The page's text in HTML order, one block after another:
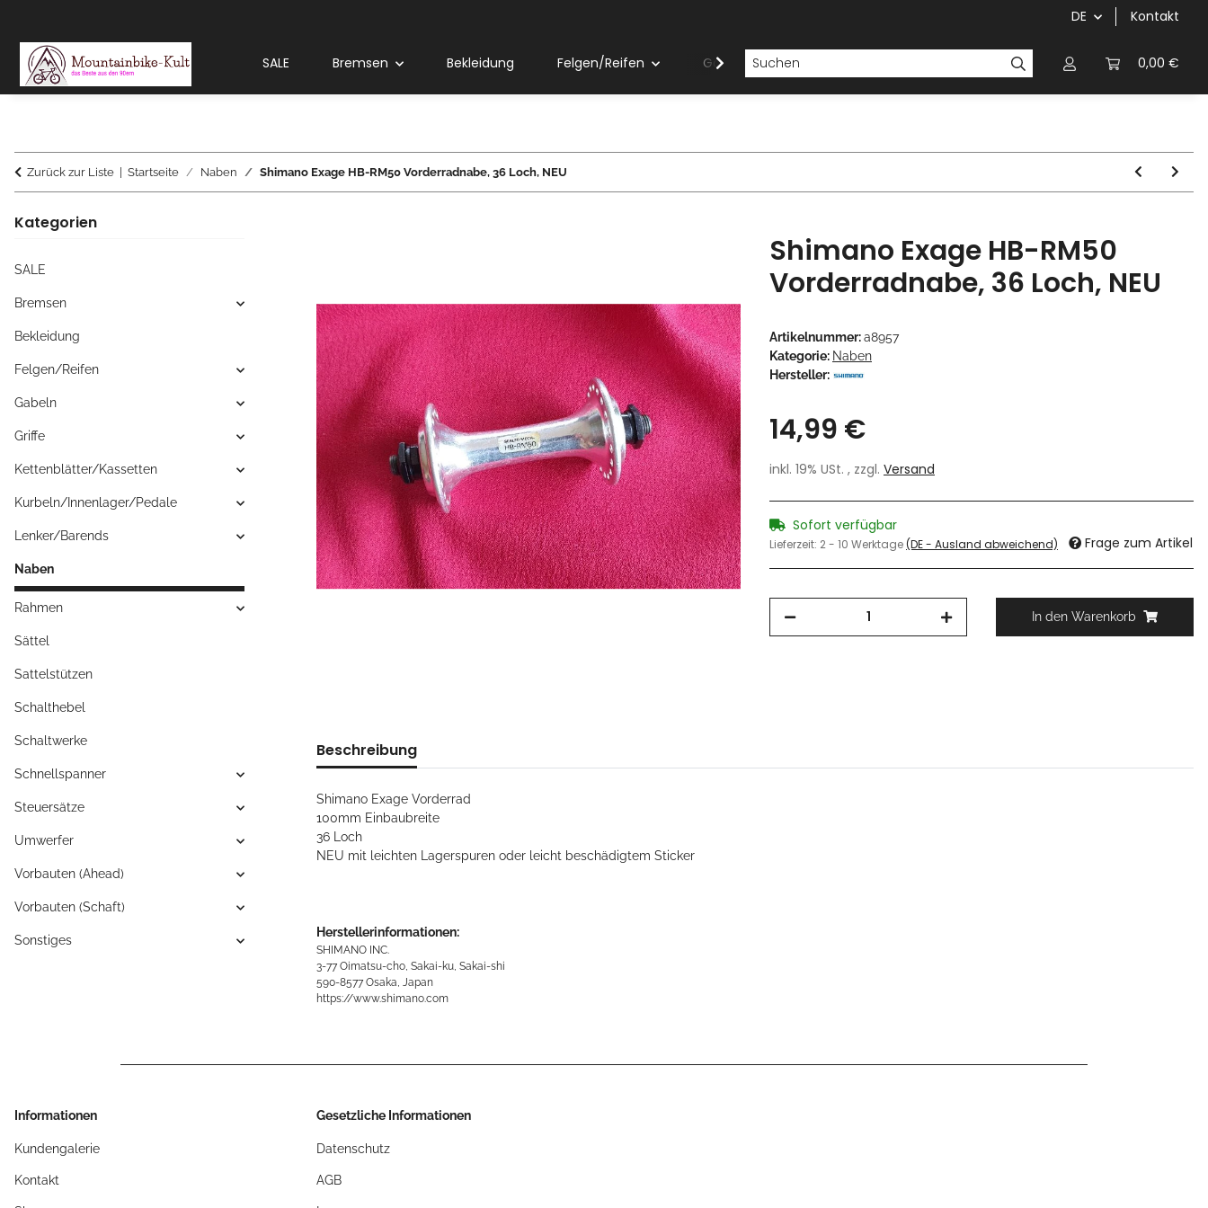
DE Kontakt
0,00 €
SALE Bremsen Bekleidung Felgen/Reifen Gabeln Kettenblätter/Kassetten Kurbeln/
Zurück zur Liste Startseite Naben Shimano Exage HB-RM50 Vorderradnabe, 36 Loch, NEU
Shimano Exage HB-RM50
Vorderradnabe, 36 Loch, NEU
Artikelnummer:a8957
Kategorie: Naben
Hersteller:
14,99 €
inkl. 19% USt. , zzgl. Versand
Sofort verfügbar
Lieferzeit: 2 - 10 Werktage(DE - Ausland abweichend) Frage zum Artikel
In den Warenkorb
Beschreibung
Shimano Exage Vorderrad
100mm Einbaubreite
36 Loch
NEU mit leichten Lagerspuren oder leicht beschädigtem Sticker
Herstellerinformationen:
SHIMANO INC.
3-77 Oimatsu-cho, Sakai-ku, Sakai-shi
590-8577 Osaka, Japan
https://www.shimano.com
Kategorien
SALE
Bremsen
Bekleidung
Felgen/Reifen
Gabeln
Griffe
Kettenblätter/Kassetten
Kurbeln/Innenlager/Pedale
Lenker/Barends
Naben
Rahmen
Sättel
Sattelstützen
Schalthebel
Schaltwerke
Schnellspanner
Steuersätze
Umwerfer
Vorbauten (Ahead)
Vorbauten (Schaft)
Sonstiges
Informationen
Kundengalerie
Kontakt
Gesetzliche Informationen
Datenschutz
AGB